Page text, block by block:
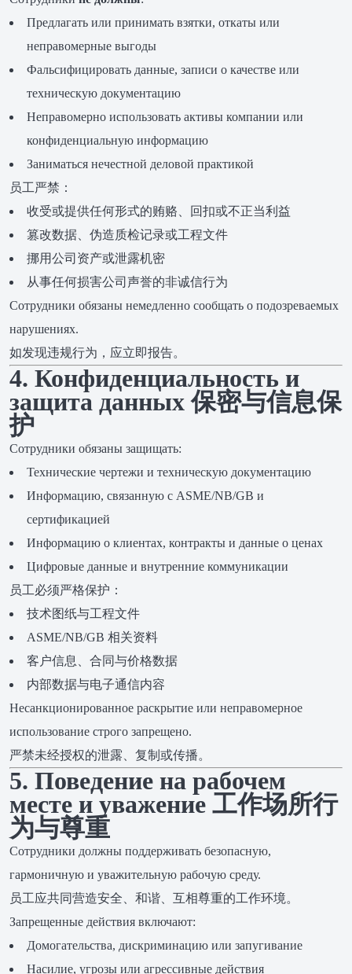
Предлагать или принимать взятки, откаты или
неправомерные выгоды
Фальсифицировать данные, записи о качестве или
техническую документацию
Неправомерно использовать активы компании или
конфиденциальную информацию
Заниматься нечестной деловой практикой
员工严禁：
收受或提供任何形式的贿赂、回扣或不正当利益
篡改数据、伪造质检记录或工程文件
挪用公司资产或泄露机密
从事任何损害公司声誉的非诚信行为
Сотрудники обязаны немедленно сообщать о подозреваемых
нарушениях.
如发现违规行为，应立即报告。
4. Конфиденциальность и
защита данных 保密与信息保
护
Сотрудники обязаны защищать:
Технические чертежи и техническую документацию
Информацию, связанную с ASME/NB/GB и
сертификацией
Информацию о клиентах, контракты и данные о ценах
Цифровые данные и внутренние коммуникации
员工必须严格保护：
技术图纸与工程文件
ASME/NB/GB 相关资料
客户信息、合同与价格数据
内部数据与电子通信内容
Несанкционированное раскрытие или неправомерное
использование строго запрещено.
严禁未经授权的泄露、复制或传播。
5. Поведение на рабочем
месте и уважение 工作场所行
为与尊重
Сотрудники должны поддерживать безопасную,
гармоничную и уважительную рабочую среду.
员工应共同营造安全、和谐、互相尊重的工作环境。
Запрещенные действия включают:
Домогательства, дискриминацию или запугивание
Насилие, угрозы или агрессивные действия